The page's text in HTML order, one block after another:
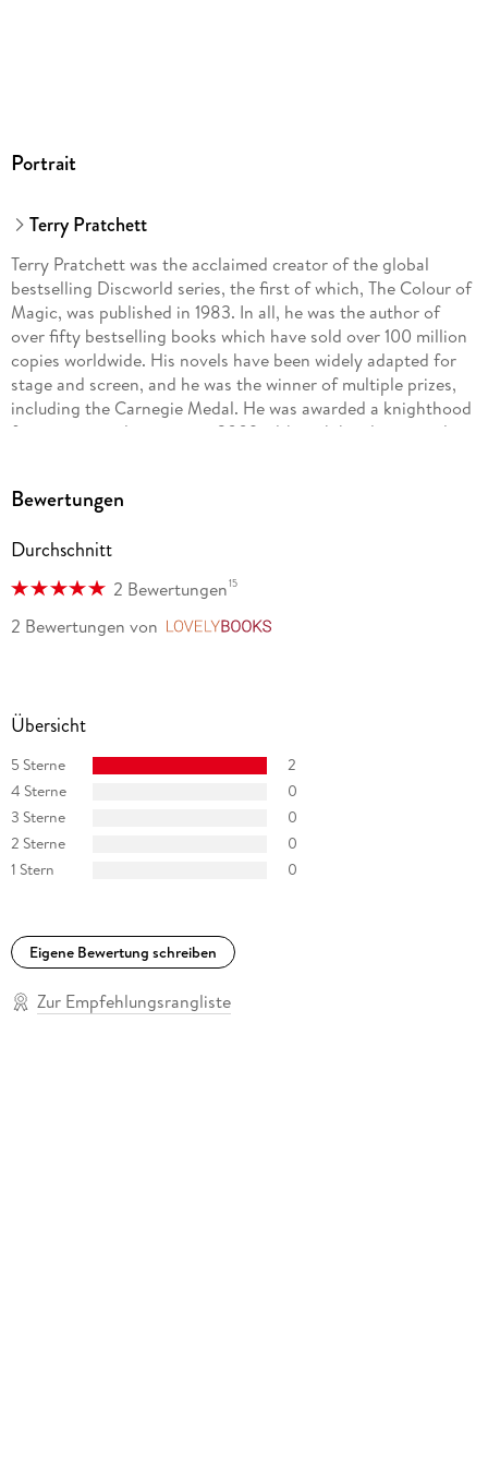
Portrait
Terry Pratchett
Terry Pratchett was the acclaimed creator of the global
bestselling Discworld series, the first of which, The Colour of
Magic, was published in 1983. In all, he was the author of
over fifty bestselling books which have sold over 100 million
copies worldwide. His novels have been widely adapted for
stage and screen, and he was the winner of multiple prizes,
including the Carnegie Medal. He was awarded a knighthood
for services to literature in 2009, although he always wryly
Bewertungen
Durchschnitt
2 Bewertungen15
2 Bewertungen von
Übersicht
5 Sterne
2
4 Sterne
0
3 Sterne
0
2 Sterne
0
1 Stern
0
Eigene Bewertung schreiben
Zur Empfehlungsrangliste